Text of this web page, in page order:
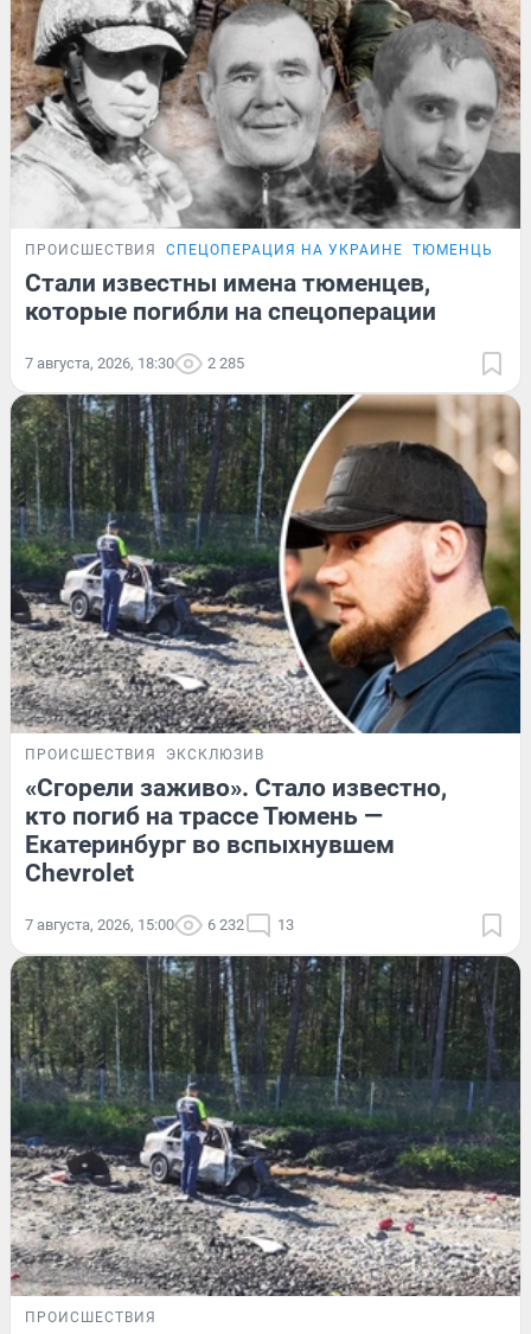
ПРОИСШЕСТВИЯ СПЕЦОПЕРАЦИЯ НА УКРАИНЕ ТЮМЕНЦЫ,
Стали известны имена тюменцев,
которые погибли на спецоперации
7 августа, 2026, 18:30 2 285
ПРОИСШЕСТВИЯ ЭКСКЛЮЗИВ
«Сгорели заживо». Стало известно,
кто погиб на трассе Тюмень —
Екатеринбург во вспыхнувшем
Chevrolet
7 августа, 2026, 15:00 6 232 13
ПРОИСШЕСТВИЯ